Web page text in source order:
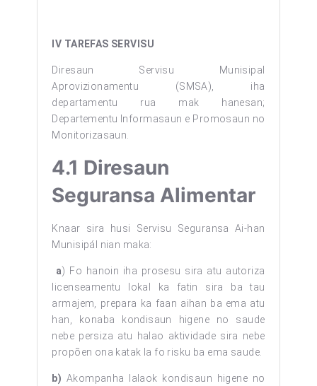
IV TAREFAS SERVISU
Diresaun Servisu Munisipal
Aprovizionamentu (SMSA), iha
departamentu rua mak hanesan;
Departementu Informasaun e Promosaun no
Monitorizasaun.
4.1 Diresaun
Seguransa Alimentar
Knaar sira husi Servisu Seguransa Ai-han
Munisipál nian maka:
a) Fo hanoin iha prosesu sira atu autoriza
licenseamentu lokal ka fatin sira ba tau
armajem, prepara ka faan aihan ba ema atu
han, konaba kondisaun higene no saude
nebe persiza atu halao aktividade sira nebe
propõen ona katak la fo risku ba ema saude.
b) Akompanha lalaok kondisaun higene no